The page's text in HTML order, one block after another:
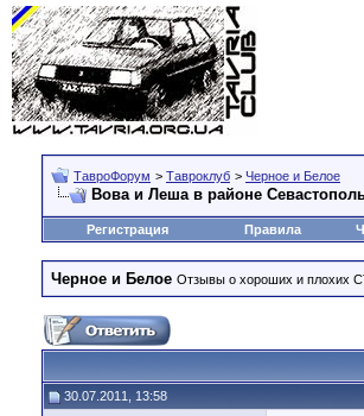
ТавроФорум > Тавроклуб > Черное и Белое
Вова и Леша в районе
Регистрация Правила
Черное и Белое Отзывы о хороших и плохих
30.07.2011, 13:58